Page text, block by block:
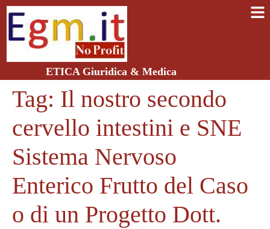
ETICA Giuridica & Medica
Tag: Il nostro secondo
cervello intestini e SNE
Sistema Nervoso
Enterico Frutto del Caso
o di un Progetto Dott.